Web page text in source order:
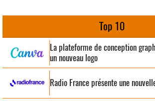
Top 10
La plateforme de conception
un nouveau logo
Radio France présente une